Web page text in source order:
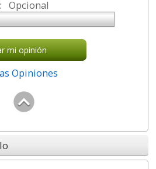
Opcional
mi opinión
Opiniones